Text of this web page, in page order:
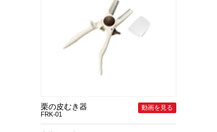
栗の皮むき器
FRK-01